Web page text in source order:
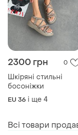
2300 грн 0
Шкіряні стильні
босоніжки
EU 36 і ще 4
Всі товари